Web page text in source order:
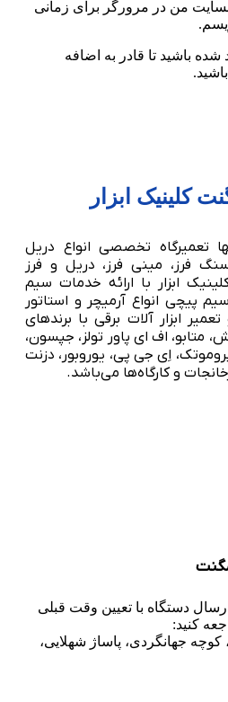
من در مرورگر برای زمانی
باشید تا قادر به اضافه
کلینیک ابزار
تعمیرگاه تخصصی انواع دریل
فرز، مینی فرز، دریل و فرز
ابزار با ارائه خدمات سیم
پیچی انواع آرمیچر و استاتور
ابزار آلات برقی با برندهای
متابو، اف ای پاور تولز، جپسون،
اِی جی پی، یوروبور، دزنت
و کارگاه‌ها می‌باشد.
دستگاه با تعیین وقت قبلی
کنید:
کوچه جهانگردی، پاساژ شهلایی،